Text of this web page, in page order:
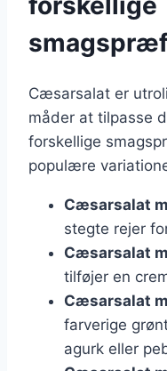
Cæsarsalat er
måder at tilpasse
forskellige
populære
Cæsarsalat
stegte rejer
Cæsarsalat
tilføjer en
Cæsarsalat
farverige
agurk eller